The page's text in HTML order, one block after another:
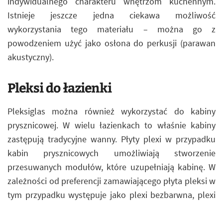
Istnieje jeszcze jedna ciekawa możliwość
wykorzystania tego materiału – można go z
powodzeniem użyć jako osłona do perkusji (parawan
akustyczny).
Pleksi do łazienki
Pleksiglas można również wykorzystać do kabiny
prysznicowej. W wielu łazienkach to właśnie kabiny
zastępują tradycyjne wanny. Płyty plexi w przypadku
kabin prysznicowych umożliwiają stworzenie
przesuwanych modułów, które uzupełniają kabinę. W
zależności od preferencji zamawiającego płyta pleksi w
tym przypadku występuje jako plexi bezbarwna, plexi